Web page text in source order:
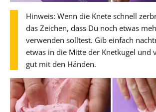
Hinweis: Wenn die Knete schnell
das Zeichen, dass Du noch etwas
verwenden solltest. Gib einfach
etwas in die Mitte der Knetkugel und
gut mit den Händen.